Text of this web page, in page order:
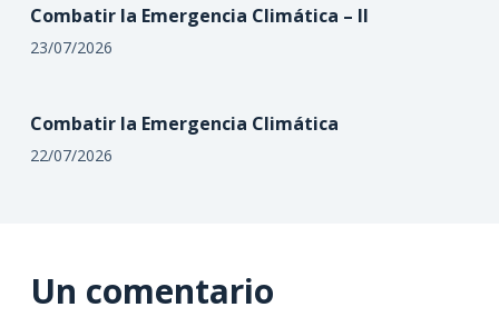
Combatir la Emergencia Climática – II
23/07/2026
Combatir la Emergencia Climática
22/07/2026
Un comentario